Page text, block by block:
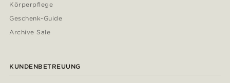
Körperpflege
Geschenk-Guide
Archive Sale
KUNDENBETREUUNG